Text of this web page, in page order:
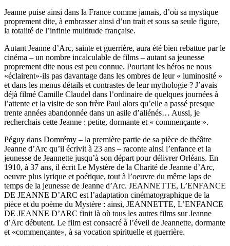
Jeanne puise ainsi dans la France comme jamais, d’où sa mystique
proprement dite, à embrasser ainsi d’un trait et sous sa seule figure,
la totalité de l’infinie multitude française.
Autant Jeanne d’Arc, sainte et guerrière, aura été bien rebattue par le
cinéma – un nombre incalculable de films – autant sa jeunesse
proprement dite nous est peu connue. Pourtant les héros ne nous
«éclairent»-ils pas davantage dans les ombres de leur « luminosité »
et dans les menus détails et contrastes de leur mythologie ? J’avais
déjà filmé Camille Claudel dans l’ordinaire de quelques journées à
l’attente et la visite de son frère Paul alors qu’elle a passé presque
trente années abandonnée dans un asile d’aliénés… Aussi, je
recherchais cette Jeanne : petite, dormante et « commençante ».
Péguy dans Domrémy – la première partie de sa pièce de théâtre
Jeanne d’Arc qu’il écrivit à 23 ans – raconte ainsi l’enfance et la
jeunesse de Jeannette jusqu’à son départ pour délivrer Orléans. En
1910, à 37 ans, il écrit Le Mystère de la Charité de Jeanne d’Arc,
oeuvre plus lyrique et poétique, tout à l’oeuvre du même laps de
temps de la jeunesse de Jeanne d’Arc. JEANNETTE, L’ENFANCE
DE JEANNE D’ARC est l’adaptation cinématographique de la
pièce et du poème du Mystère : ainsi, JEANNETTE, L’ENFANCE
DE JEANNE D’ARC finit là où tous les autres films sur Jeanne
d’Arc débutent. Le film est consacré à l’éveil de Jeannette, dormante
et «commençante», à sa vocation spirituelle et guerrière.